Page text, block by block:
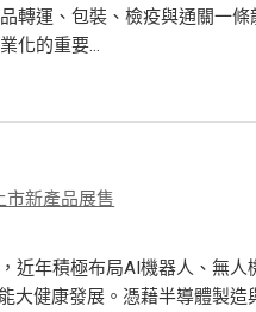
轉運、包裝、檢疫與通關一
化的重要...
市新產品展售
近年積極布局AI機器人、無人
大健康發展。憑藉半導體製造